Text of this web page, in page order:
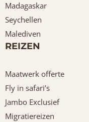
Madagaskar
Seychellen
Malediven
REIZEN
Maatwerk offerte
Fly in safari’s
Jambo Exclusief
Migratiereizen